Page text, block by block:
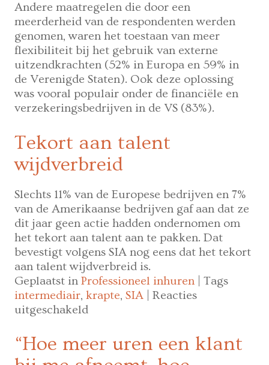
Andere maatregelen die door een
meerderheid van de respondenten werden
genomen, waren het toestaan van meer
flexibiliteit bij het gebruik van externe
uitzendkrachten (52% in Europa en 59% in
de Verenigde Staten). Ook deze oplossing
was vooral populair onder de financiële en
verzekeringsbedrijven in de VS (83%).
Tekort aan talent
wijdverbreid
Slechts 11% van de Europese bedrijven en 7%
van de Amerikaanse bedrijven gaf aan dat ze
dit jaar geen actie hadden ondernomen om
het tekort aan talent aan te pakken. Dat
bevestigt volgens SIA nog eens dat het tekort
aan talent wijdverbreid is.
Geplaatst in Professioneel inhuren
Tags
intermediair,krapte,SIA
Reacties
uitgeschakeld
talent
op
“Hoe meer uren een klant